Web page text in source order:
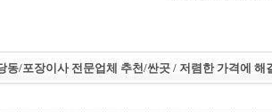
동/포장이사 전문업체 추천/싼곳 / 저렴한 가격에 해